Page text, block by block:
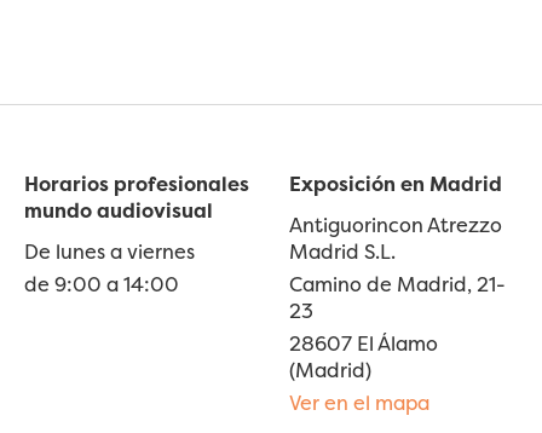
Horarios profesionales
mundo audiovisual
De lunes a viernes
de 9:00 a 14:00
Exposición en Madrid
Antiguorincon Atrezzo
Madrid S.L.
Camino de Madrid, 21-
23
28607 El Álamo
(Madrid)
Ver en el mapa